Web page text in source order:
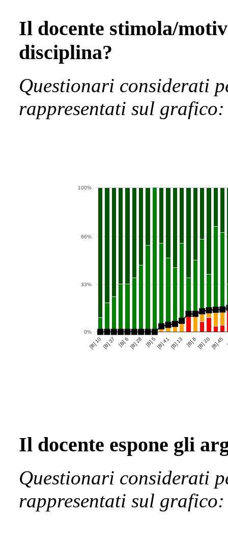
Il docente stimola/
disciplina?
Questionari considerati
rappresentati sul
[B] 10[B] 37 [B] 6[B] 28 [B] 5[B] 41[B] 13 [B] 8[B] 20[B] 45
0%
33%
66%
100%
Il docente espone gli
Questionari considerati
rappresentati sul